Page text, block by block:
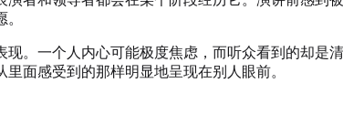
。一个人内心可能极度焦虑，而听众看到的却是
面感受到的那样明显地呈现在别人眼前。